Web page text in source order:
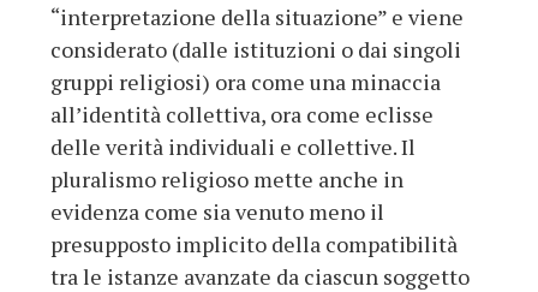
“interpretazione della situazione” e viene
considerato (dalle istituzioni o dai singoli
gruppi religiosi) ora come una minaccia
all’identità collettiva, ora come eclisse
delle verità individuali e collettive. Il
pluralismo religioso mette anche in
evidenza come sia venuto meno il
presupposto implicito della compatibilità
tra le istanze avanzate da ciascun soggetto